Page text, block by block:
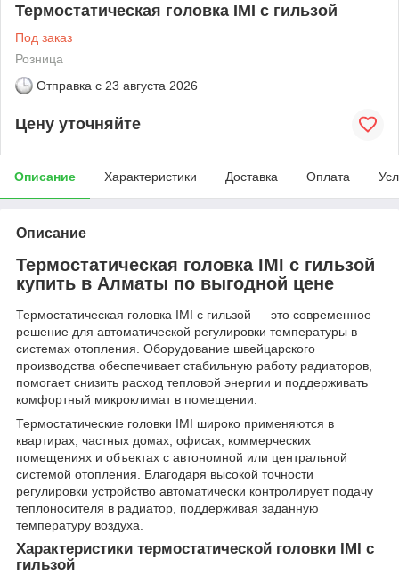
Термостатическая головка IMI с гильзой
Под заказ
Розница
Отправка с 23 августа 2026
Цену уточняйте
Описание Характеристики Доставка Оплата
Описание
Термостатическая головка IMI с гильзой
купить в Алматы по выгодной цене
Термостатическая головка IMI с гильзой — это современное
решение для автоматической регулировки температуры в
системах отопления. Оборудование швейцарского
производства обеспечивает стабильную работу радиаторов,
помогает снизить расход тепловой энергии и поддерживать
комфортный микроклимат в помещении.
Термостатические головки IMI широко применяются в
квартирах, частных домах, офисах, коммерческих
помещениях и объектах с автономной или центральной
системой отопления. Благодаря высокой точности
регулировки устройство автоматически контролирует подачу
теплоносителя в радиатор, поддерживая заданную
температуру воздуха.
Характеристики термостатической головки IMI с
гильзой